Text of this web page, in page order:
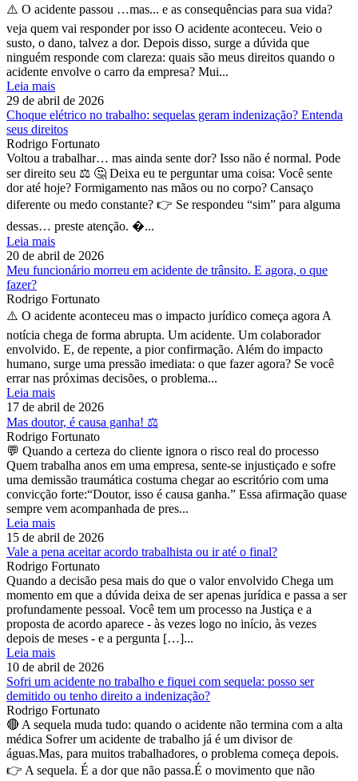
⚠️ O acidente passou …mas... e as consequências para sua vida?
veja quem vai responder por isso O acidente aconteceu. Veio o
susto, o dano, talvez a dor. Depois disso, surge a dúvida que
ninguém responde com clareza: quais são meus direitos quando o
acidente envolve o carro da empresa? Mui...
Leia mais
29 de abril de 2026
Choque elétrico no trabalho: sequelas geram indenização? Entenda
seus direitos
Rodrigo Fortunato
Voltou a trabalhar… mas ainda sente dor? Isso não é normal. Pode
ser direito seu ⚖️ 🤔 Deixa eu te perguntar uma coisa: Você sente
dor até hoje? Formigamento nas mãos ou no corpo? Cansaço
diferente ou medo constante? 👉 Se respondeu “sim” para alguma
dessas… preste atenção. �...
Leia mais
20 de abril de 2026
Meu funcionário morreu em acidente de trânsito. E agora, o que
fazer?
Rodrigo Fortunato
⚠️ O acidente aconteceu mas o impacto jurídico começa agora A
notícia chega de forma abrupta. Um acidente. Um colaborador
envolvido. E, de repente, a pior confirmação. Além do impacto
humano, surge uma pressão imediata: o que fazer agora? Se você
errar nas próximas decisões, o problema...
Leia mais
17 de abril de 2026
Mas doutor, é causa ganha! ⚖️
Rodrigo Fortunato
💬 Quando a certeza do cliente ignora o risco real do processo
Quem trabalha anos em uma empresa, sente-se injustiçado e sofre
uma demissão traumática costuma chegar ao escritório com uma
convicção forte:“Doutor, isso é causa ganha.” Essa afirmação quase
sempre vem acompanhada de pres...
Leia mais
15 de abril de 2026
Vale a pena aceitar acordo trabalhista ou ir até o final?
Rodrigo Fortunato
Quando a decisão pesa mais do que o valor envolvido Chega um
momento em que a dúvida deixa de ser apenas jurídica e passa a ser
profundamente pessoal. Você tem um processo na Justiça e a
proposta de acordo aparece - às vezes logo no início, às vezes
depois de meses - e a pergunta […]...
Leia mais
10 de abril de 2026
Sofri um acidente no trabalho e fiquei com sequela: posso ser
demitido ou tenho direito a indenização?
Rodrigo Fortunato
🔴 A sequela muda tudo: quando o acidente não termina com a alta
médica Sofrer um acidente de trabalho já é um divisor de
águas.Mas, para muitos trabalhadores, o problema começa depois.
👉 A sequela. É a dor que não passa.É o movimento que não